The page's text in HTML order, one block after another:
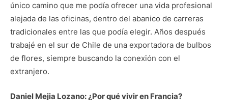
único camino que me podía ofrecer una vida profesional
alejada de las oficinas, dentro del abanico de carreras
tradicionales entre las que podía elegir. Años después
trabajé en el sur de Chile de una exportadora de bulbos
de flores, siempre buscando la conexión con el
extranjero.
Daniel Mejia Lozano: ¿Por qué vivir en Francia?